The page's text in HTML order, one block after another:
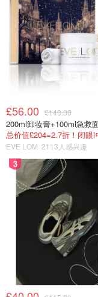
3.平底锅热锅加油
4. 翻面继续煎至
£56.00 £140.00
总价值£204=2.7折！闭眼
EVE LOM 2113人感兴趣
3